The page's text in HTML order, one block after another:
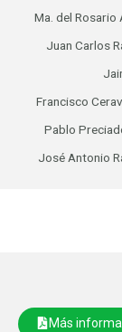
Ma. del
Juan Carlos
Francisco
Pablo
José Antonio
Más